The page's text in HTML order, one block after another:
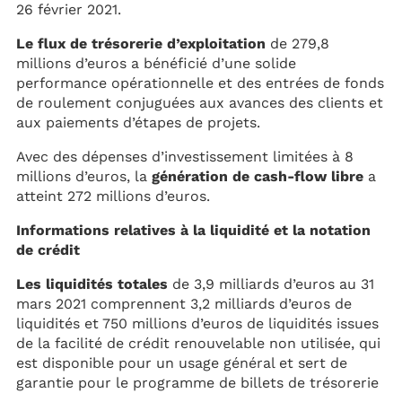
26 février 2021.
Le flux de trésorerie d’exploitation de 279,8
millions d’euros a bénéficié d’une solide
performance opérationnelle et des entrées de fonds
de roulement conjuguées aux avances des clients et
aux paiements d’étapes de projets.
Avec des dépenses d’investissement limitées à 8
millions d’euros, la génération de cash-flow libre a
atteint 272 millions d’euros.
Informations relatives à la liquidité et la notation
de crédit
Les liquidités totales de 3,9 milliards d’euros au 31
mars 2021 comprennent 3,2 milliards d’euros de
liquidités et 750 millions d’euros de liquidités issues
de la facilité de crédit renouvelable non utilisée, qui
est disponible pour un usage général et sert de
garantie pour le programme de billets de trésorerie